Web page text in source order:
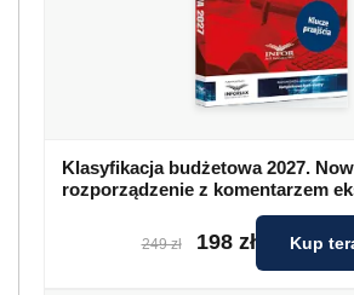
Klasyfikacja budżetowa 2027.
rozporządzenie z komentarzem
249 zł 198 zł Kup